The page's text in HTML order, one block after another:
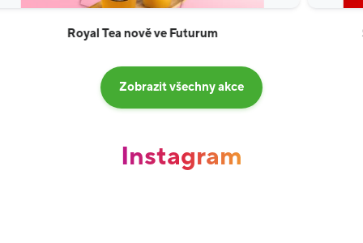
Soutěž o poukaz Automyčka Express
Zobrazit všechny akce
Instagram